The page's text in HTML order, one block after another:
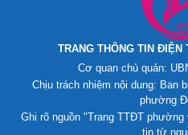
TRANG THÔNG TIN
Cơ quan chủ quản:
Chịu trách nhiệm nội dung: Ban
phường
Ghi rõ nguồn "Trang TTĐT
tin từ